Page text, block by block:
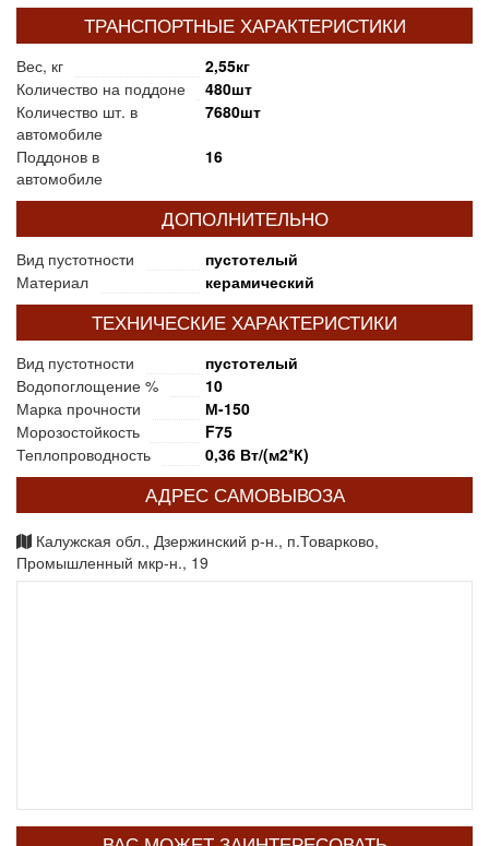
ТРАНСПОРТНЫЕ ХАРАКТЕРИСТИКИ
Вес, кг
2,55кг
Количество на поддоне
480шт
Количество шт. в
автомобиле
7680шт
Поддонов в
автомобиле
16
ДОПОЛНИТЕЛЬНО
Вид пустотности
пустотелый
Материал
керамический
ТЕХНИЧЕСКИЕ ХАРАКТЕРИСТИКИ
Вид пустотности
пустотелый
Водопоглощение %
10
Марка прочности
М-150
Морозостойкость
F75
Теплопроводность
0,36 Вт/(м2*К)
АДРЕС САМОВЫВОЗА
Калужская обл., Дзержинский р-н., п.Товарково,
Промышленный мкр-н., 19